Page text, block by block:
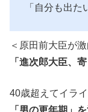
「自分も出
＜原田前大臣が激
「進次郎大臣、
40歳超えてイラ
「男の更年期」